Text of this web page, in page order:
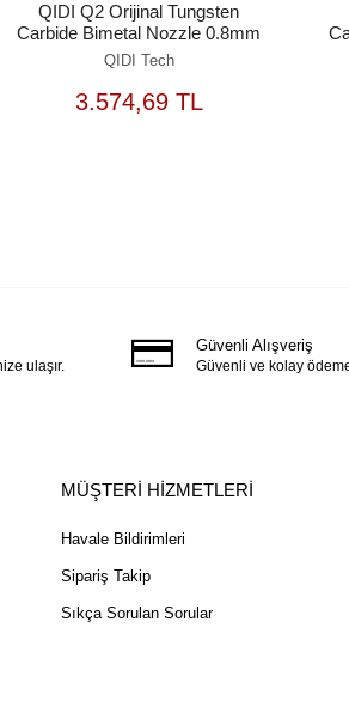
QIDI Q2 Orijinal Tungsten
Carbide Bimetal Nozzle 0.8mm
QIDI Tech
3.574,69 TL
SEPETE
EKLE
ulaşır.
Güvenli Alışveriş
Güvenli ve kolay
MÜŞTERİ HİZMETLERİ
Havale Bildirimleri
Sipariş Takip
Sıkça Sorulan Sorular